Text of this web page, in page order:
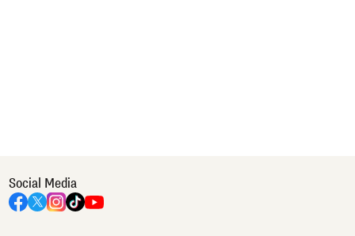
Social Media